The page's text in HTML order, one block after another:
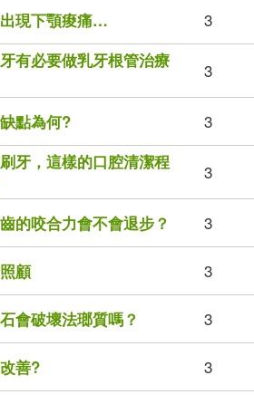
現下顎痠痛… 3
有必要做乳牙根管治療
3
點為何? 3
牙，這樣的口腔清潔程
3
的咬合力會不會退步？ 3
顧 3
會破壞法瑯質嗎？ 3
善? 3